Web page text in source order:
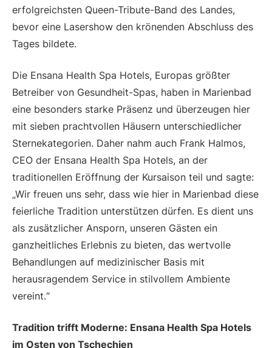
erfolgreichsten Queen-Tribute-Band des Landes,
bevor eine Lasershow den krönenden Abschluss des
Tages bildete.
Die Ensana Health Spa Hotels, Europas größter
Betreiber von Gesundheit-Spas, haben in Marienbad
eine besonders starke Präsenz und überzeugen hier
mit sieben prachtvollen Häusern unterschiedlicher
Sternekategorien. Daher nahm auch Frank Halmos,
CEO der Ensana Health Spa Hotels, an der
traditionellen Eröffnung der Kursaison teil und sagte:
„Wir freuen uns sehr, dass wie hier in Marienbad diese
feierliche Tradition unterstützen dürfen. Es dient uns
als zusätzlicher Ansporn, unseren Gästen ein
ganzheitliches Erlebnis zu bieten, das wertvolle
Behandlungen auf medizinischer Basis mit
herausragendem Service in stilvollem Ambiente
vereint.“
Tradition trifft Moderne: Ensana Health Spa Hotels
im Osten von Tschechien